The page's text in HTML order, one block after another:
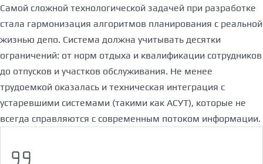
Самой сложной технологической задачей при разработке
стала гармонизация алгоритмов планирования с реальной
жизнью депо. Система должна учитывать десятки
ограничений: от норм отдыха и квалификации сотрудников
до отпусков и участков обслуживания. Не менее
трудоемкой оказалась и техническая интеграция с
устаревшими системами (такими как АСУТ), которые не
всегда справляются с современным потоком информации.